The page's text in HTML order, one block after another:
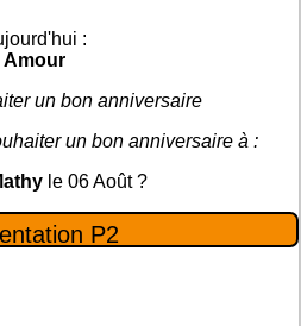
:
Amour
un bon anniversaire
un bon anniversaire à :
le 06 Août ?
P2